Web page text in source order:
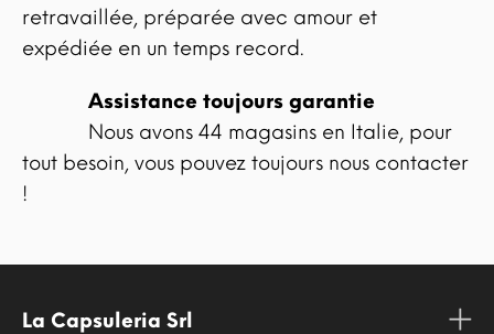
retravaillée, préparée avec amour et
expédiée en un temps record.
Assistance toujours garantie
Nous avons 44 magasins en Italie, pour
tout besoin, vous pouvez toujours nous contacter
!
La Capsuleria Srl